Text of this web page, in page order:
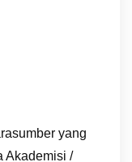
yang
Akademisi /